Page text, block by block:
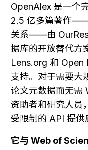
OpenAlex 是一个
2.5 亿多篇著作——
关系——由
据库的开放替代方
Lens.org 和
支持。对于需要大
论文元数据而无需
资助者和研究人员
受限制的 API 提供
它与 Web of